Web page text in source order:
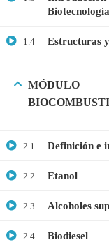
Biotecnología
1.4 Estructuras
2.1 Definición e
2.2 Etanol
2.3 Alcoholes
2.4 Biodiesel
GRATIS
MEDICINA
PROTEÓMICA